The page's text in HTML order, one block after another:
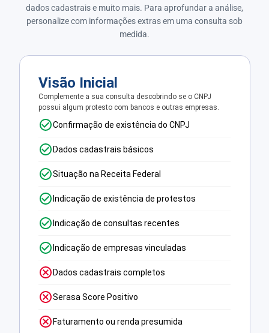
dados cadastrais e muito mais. Para aprofundar a análise,
personalize com informações extras em uma consulta sob
medida.
Visão Inicial
Complemente a sua consulta descobrindo se o CNPJ
possui algum protesto com bancos e outras empresas.
Confirmação de existência do CNPJ
Dados cadastrais básicos
Situação na Receita Federal
Indicação de existência de protestos
Indicação de consultas recentes
Indicação de empresas vinculadas
Dados cadastrais completos
Serasa Score Positivo
Faturamento ou renda presumida